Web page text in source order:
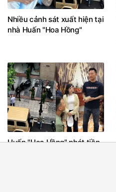
Nhiều cảnh sát xuất hiện tại
nhà Huấn "Hoa Hồng"
Huấn "Hoa Hồng" phát tiền